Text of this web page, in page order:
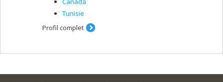
Tunisie
Profil complet